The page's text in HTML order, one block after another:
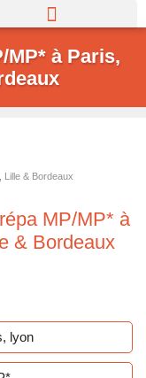
MP* à Paris,
& Bordeaux
MP/MP* à
& Bordeaux
lyon